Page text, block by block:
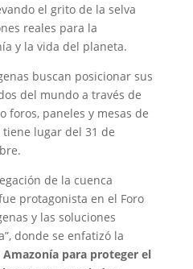
el grito de la selva
reales para la
y la vida del planeta.
buscan posicionar sus
del mundo a través de
foros, paneles y mesas de
lugar del 31 de
de la cuenca
protagonista en el Foro
y las soluciones
donde se enfatizó la
Amazonía para proteger el